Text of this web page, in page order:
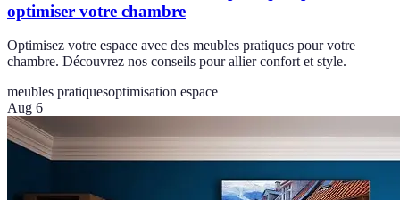
optimiser votre chambre
Optimisez votre espace avec des meubles pratiques pour votre
chambre. Découvrez nos conseils pour allier confort et style.
meubles pratiquesoptimisation espace
Aug 6